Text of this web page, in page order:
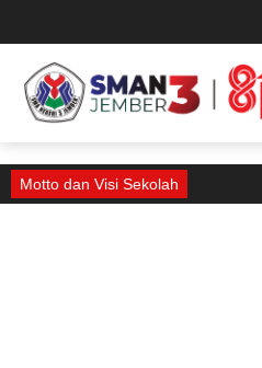
Motto dan Visi Sekolah